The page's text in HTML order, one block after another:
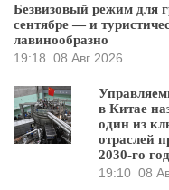
Безвизовый режим для
сентябре — и
лавинообразно
19:18 08 Авг 2026
в Китае
один из
отраслей
2030-го
19:10 08